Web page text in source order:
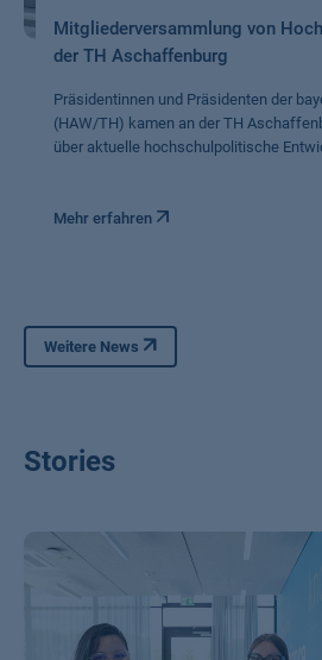
Mitgliederversammlung von
der TH Aschaffenburg
Präsidentinnen und Präsidenten der
(HAW/TH) kamen an der TH
über aktuelle hochschulpolitische
Mehr erfahren
Weitere News
Stories